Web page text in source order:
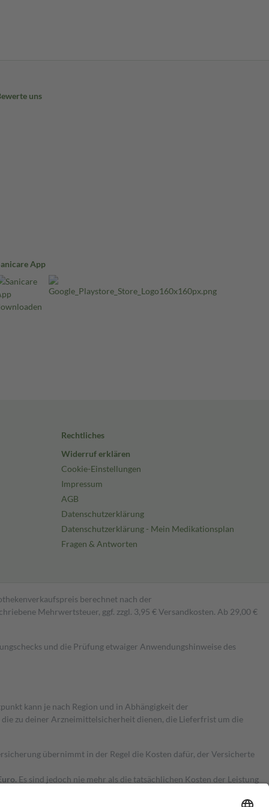
uns
App
Rechtliches
Widerruf erklären
Cookie-Einstellungen
Impressum
AGB
Datenschutzerklärung
Datenschutzerklärung - Mein Medikationsplan
Fragen & Antworten
berechnet nach der
Mehrwertsteuer, ggf. zzgl. 3,95 € Versandkosten. Ab 29,00 €
und die Prüfung etwaiger Anwendungshinweise des
kann je nach Region und in Abhängigkeit der
zu deiner Arzneimittelsicherheit dienen, die Lieferfrist um die
übernimmt in der Regel die Kosten dafür, der Versicherte
Es sind jedoch nie mehr als die tatsächlichen Kosten der Leistung